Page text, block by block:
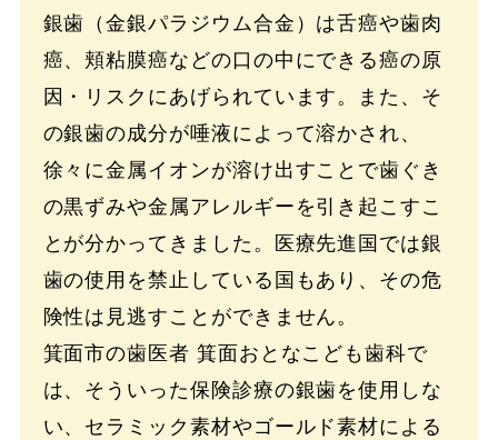
銀歯（金銀パラジウム合金）は舌癌や歯肉
癌、頬粘膜癌などの口の中にできる癌の原
因・リスクにあげられています。また、そ
の銀歯の成分が唾液によって溶かされ、
徐々に金属イオンが溶け出すことで歯ぐき
の黒ずみや金属アレルギーを引き起こすこ
とが分かってきました。医療先進国では銀
歯の使用を禁止している国もあり、その危
険性は見逃すことができません。
箕面市の歯医者 箕面おとなこども歯科で
は、そういった保険診療の銀歯を使用しな
い、セラミック素材やゴールド素材による